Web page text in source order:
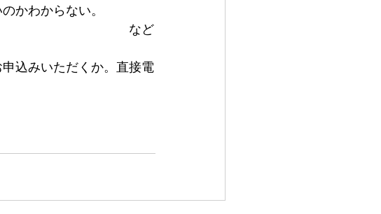
かわからない。
込みいただくか。直接電